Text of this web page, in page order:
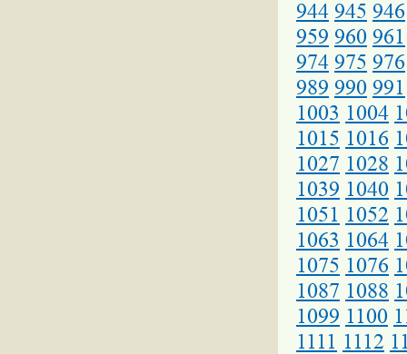
944 945 946
959 960 961
974 975 976
989 990 991
1003 1004
1015 1016
1027 1028
1039 1040
1051 1052
1063 1064
1075 1076
1087 1088
1099 1100
1111 1112